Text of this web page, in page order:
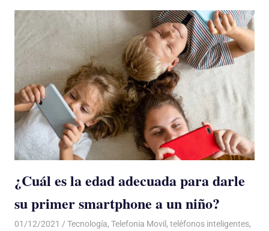
¿Cuál es la edad adecuada para darle
su primer smartphone a un niño?
01/12/2021 De todo un Poco
Tecnología, Telefonia Movil , teléfonos inteligentes,